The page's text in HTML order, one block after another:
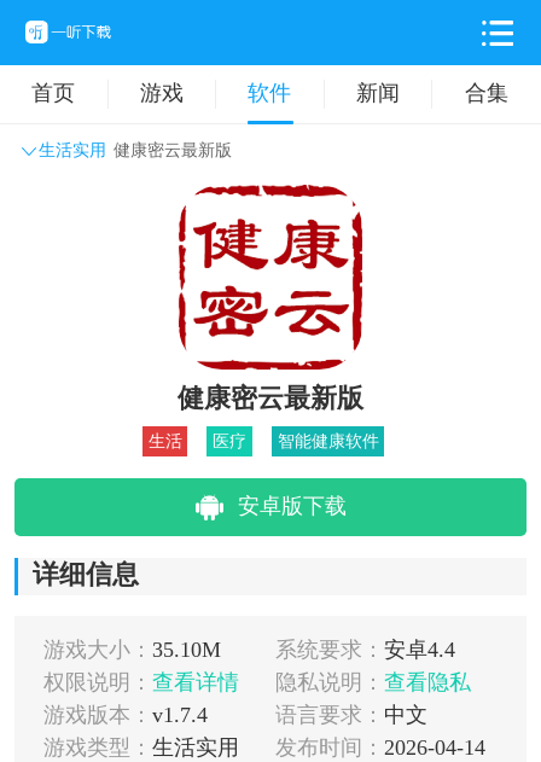
首页 游戏 软件 新闻 合集
生活实用 健康密云最新版
主题壁纸 旅游出行
拍摄美化 时尚购物
健康密云最新版
生活 医疗 智能健康软件
安卓版下载
详细信息
游戏大小： 35.10M 系统要求： 安卓4.4
权限说明： 查看详情 隐私说明： 查看隐私
游戏版本： v1.7.4 语言要求： 中文
游戏类型： 生活实用 发布时间： 2026-04-14